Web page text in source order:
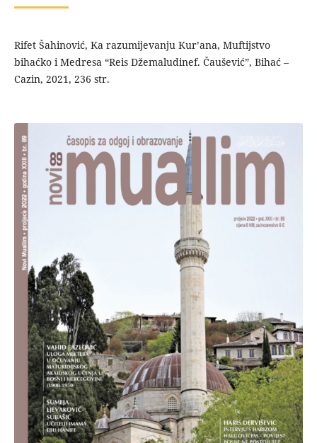
Rifet Šahinović, Ka razumijevanju Kur’ana, Muftijstvo
bihaćko i Medresa “Reis Džemaludin­ef. Čaušević”, Bihać –
Cazin, 2021, 236 str.